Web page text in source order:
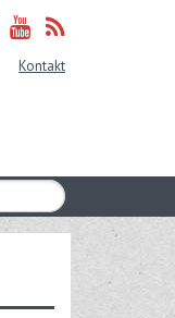
Kontakt